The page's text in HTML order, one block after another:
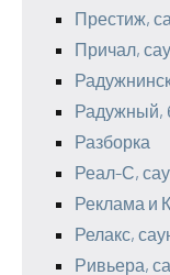
Престиж,
Причал,
Радужный,
Разборка
Реал-С,
Реклама и
Релакс,
Ривьера,